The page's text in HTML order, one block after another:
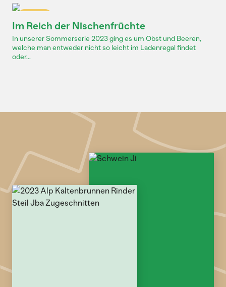
Im Reich der Nischenfrüchte
In unserer Sommerserie 2023 ging es um Obst und Beeren,
welche man entweder nicht so leicht im Ladenregal findet
oder...